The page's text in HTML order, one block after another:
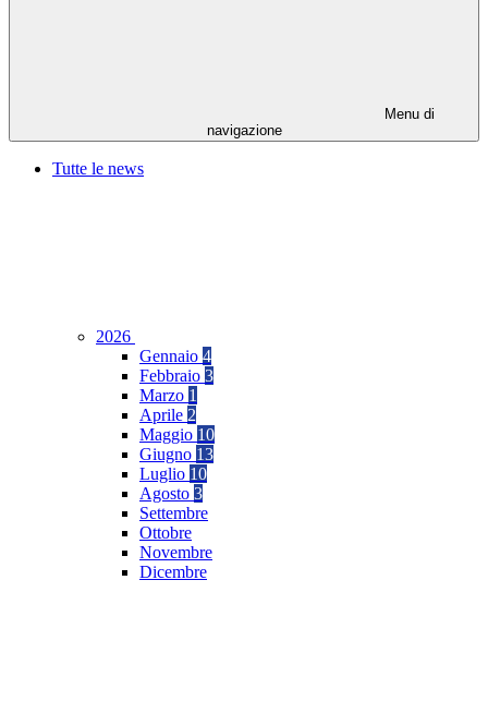
Menu di
navigazione
Tutte le news
2026
Gennaio 4
Febbraio 3
Marzo 1
Aprile 2
Maggio 10
Giugno 13
Luglio 10
Agosto 3
Settembre
Ottobre
Novembre
Dicembre